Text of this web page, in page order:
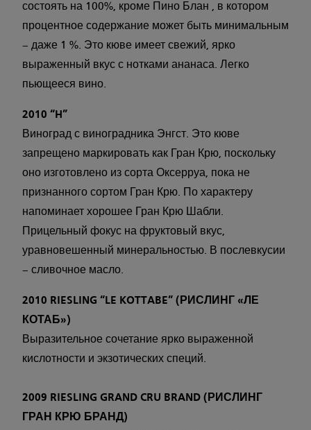
состоять на 100%, кроме Пино Блан , в котором
процентное содержание может быть минимальным
– даже 1 %. Это кюве имеет свежий, ярко
выраженный вкус с нотками ананаса. Легко
пьющееся вино.
2010 “H”
Виноград с виноградника Энгст. Это кюве
запрещено маркировать как Гран Крю, поскольку
оно изготовлено из сорта Оксерруа, пока не
признанного сортом Гран Крю. По характеру
напоминает хорошее Гран Крю Шабли.
Прицельный фокус на фруктовый вкус,
уравновешенный минеральностью. В послевкусии
– сливочное масло.
2010 RIESLING “LE KOTTABE” (РИСЛИНГ «ЛЕ
КОТАБ»)
Выразительное сочетание ярко выраженной
кислотности и экзотических специй.
2009 RIESLING GRAND CRU BRAND (РИСЛИНГ
ГРАН КРЮ БРАНД)